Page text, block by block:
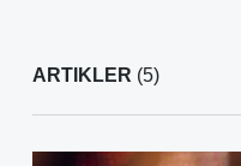
ARTIKLER (5)